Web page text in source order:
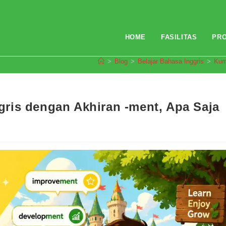
HOME FASILITAS
> Blog > Belajar Bahasa Inggris >
dengan Akhiran -ment, Apa Saja